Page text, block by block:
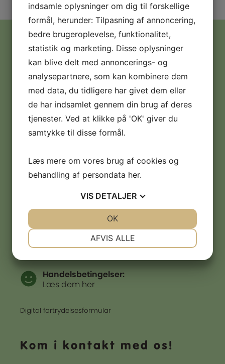
RBS Engros |
Softicemaskiner.dk
Adresse:
Taarupparken 2
Postnr. & by:
CVR nr.:
30350987
info@softicemaskiner.dk
Handelsbetingelser:
Læs dem her
Digital fortrydelsesformular
Kom i kontakt med os!
indsamle oplysninger om dig til forskellige
formål, herunder: Tilpasning af annoncering,
bedre brugeroplevelse, funktionalitet,
statistik og marketing. Disse oplysninger
kan blive delt med annoncerings- og
analysepartnere, som kan kombinere dem
med data, du tidligere har givet dem eller
de har indsamlet gennem din brug af deres
tjenester. Ved at klikke på 'OK' giver du
samtykke til disse formål.
Læs mere om vores brug af cookies og
behandling af persondata her.
VIS DETALJER
AFVIS ALLE
OK